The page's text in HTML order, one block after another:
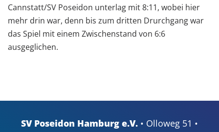
Cannstatt/SV Poseidon unterlag mit 8:11, wobei hier
mehr drin war, denn bis zum dritten Drurchgang war
das Spiel mit einem Zwischenstand von 6:6
ausgeglichen.
SV Poseidon Hamburg e.V. • Olloweg 51 •